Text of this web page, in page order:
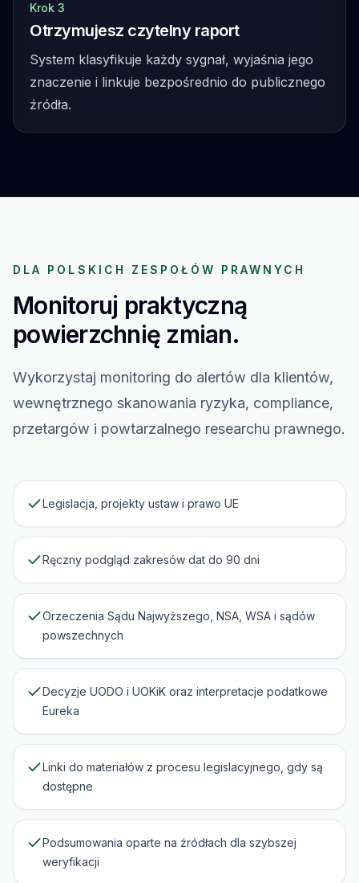
Krok 3
Otrzymujesz czytelny raport
System klasyfikuje każdy sygnał, wyjaśnia jego
znaczenie i linkuje bezpośrednio do publicznego
źródła.
DLA POLSKICH ZESPOŁÓW PRAWNYCH
Monitoruj praktyczną
powierzchnię zmian.
Wykorzystaj monitoring do alertów dla klientów,
wewnętrznego skanowania ryzyka, compliance,
przetargów i powtarzalnego researchu prawnego.
Legislacja, projekty ustaw i prawo UE
Ręczny podgląd zakresów dat do 90 dni
Orzeczenia Sądu Najwyższego, NSA, WSA i sądów
powszechnych
Decyzje UODO i UOKiK oraz interpretacje podatkowe
Eureka
Linki do materiałów z procesu legislacyjnego, gdy są
dostępne
Podsumowania oparte na źródłach dla szybszej
weryfikacji